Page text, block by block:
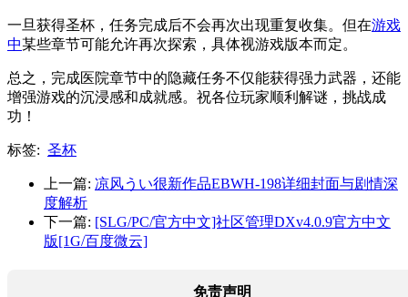
一旦获得圣杯，任务完成后不会再次出现重复收集。但在游戏
中某些章节可能允许再次探索，具体视游戏版本而定。
总之，完成医院章节中的隐藏任务不仅能获得强力武器，还能
增强游戏的沉浸感和成就感。祝各位玩家顺利解谜，挑战成
功！
标签: 圣杯
上一篇: 凉风うい很新作品EBWH-198详细封面与剧情深
度解析
下一篇: [SLG/PC/官方中文]社区管理DXv4.0.9官方中文
版[1G/百度微云]
免责声明